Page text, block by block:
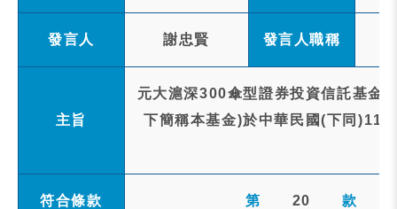
發言人 謝忠賢 發言人職稱
主旨
元大滬深300傘型證券投資信託基金
下簡稱本基金)於中華民國(下同
符合條款 第 20 款